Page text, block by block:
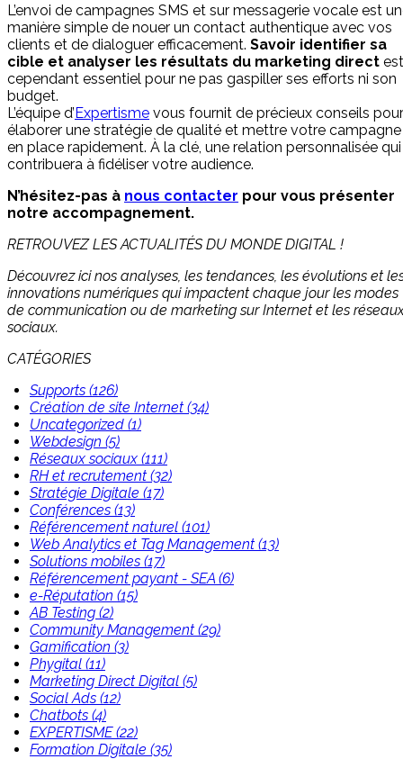
L’envoi de campagnes SMS et sur messagerie vocale est
manière simple de nouer un contact authentique avec vos
clients et de dialoguer efficacement. Savoir identifier sa
cible et analyser les résultats du marketing direct est
cependant essentiel pour ne pas gaspiller ses efforts ni son
budget.
L’équipe d’Expertisme vous fournit de précieux conseils pour
élaborer une stratégie de qualité et mettre votre campagne
en place rapidement. À la clé, une relation personnalisée qui
contribuera à fidéliser votre audience.
N’hésitez-pas à nous contacter pour vous présenter
notre accompagnement.
RETROUVEZ LES ACTUALITÉS DU MONDE DIGITAL !
Découvrez ici nos analyses, les tendances, les évolutions et
innovations numériques qui impactent chaque jour les modes
de communication ou de marketing sur Internet et les
sociaux.
CATÉGORIES
Supports (126)
Création de site Internet (34)
Uncategorized (1)
Webdesign (5)
Réseaux sociaux (111)
RH et recrutement (32)
Stratégie Digitale (17)
Conférences (13)
Référencement naturel (101)
Web Analytics et Tag Management (13)
Solutions mobiles (17)
Référencement payant - SEA (6)
e-Réputation (15)
AB Testing (2)
Community Management (29)
Gamification (3)
Phygital (11)
Marketing Direct Digital (5)
Social Ads (12)
Chatbots (4)
EXPERTISME (22)
Formation Digitale (35)